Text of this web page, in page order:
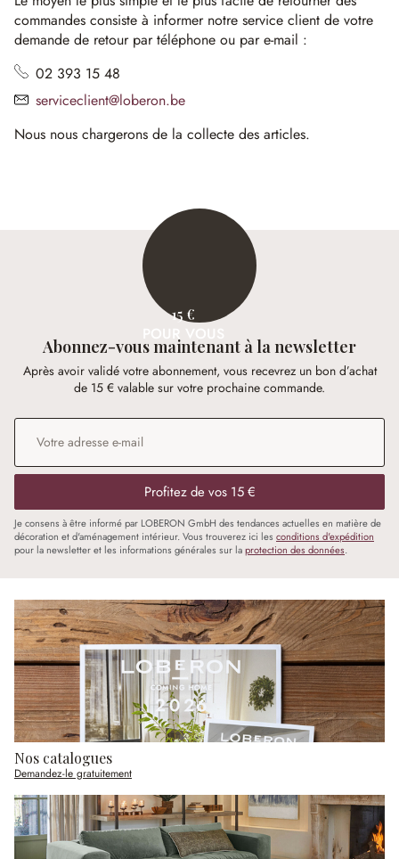
commandes consiste à informer notre service client de votre
demande de retour par téléphone ou par e-mail :
02 393 15 48
serviceclient@loberon.be
Nous nous chargerons de la collecte des articles.
15 €
Abonnez-vous maintenant à la newsletter
Après avoir validé votre abonnement, vous recevrez un bon d’achat
de 15 € valable sur votre prochaine commande.
Adresse e-mail*
Profitez de vos 15 €
Je consens à être informé par LOBERON GmbH des tendances actuelles en matière de
décoration et d'aménagement intérieur. Vous trouverez ici les conditions d'expédition
pour la newsletter et les informations générales sur laprotection des données.
Nos catalogues
Demandez-le gratuitement